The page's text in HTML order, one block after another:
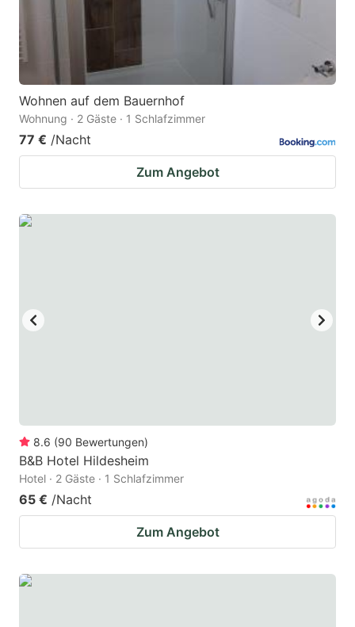
Wohnen auf dem Bauernhof
Wohnung · 2 Gäste · 1 Schlafzimmer
77 € /Nacht
Zum Angebot
8.6 (90 Bewertungen)
B&B Hotel Hildesheim
Hotel · 2 Gäste · 1 Schlafzimmer
65 € /Nacht
Zum Angebot